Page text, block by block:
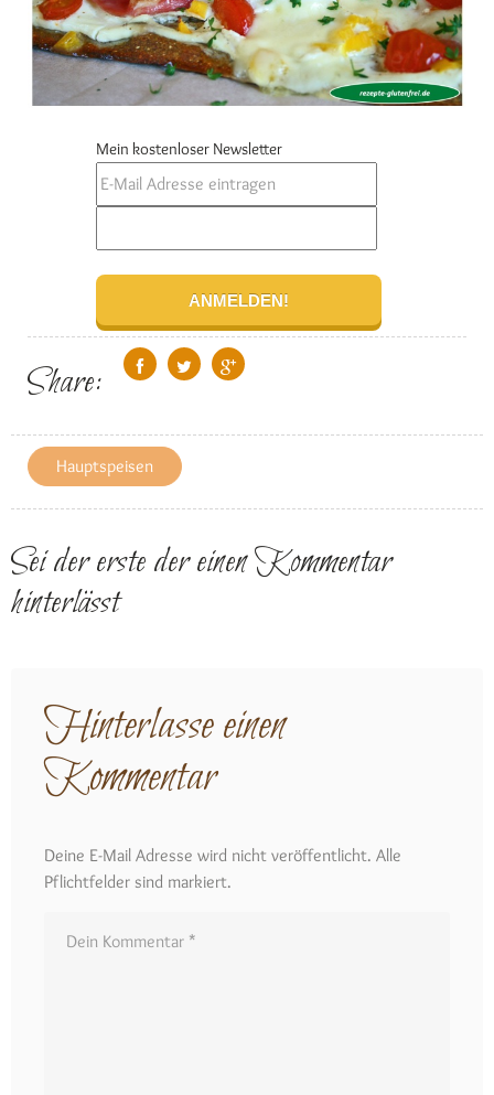
Mein kostenloser Newsletter
Share:
Hauptspeisen
Sei der erste der einen Kommentar
hinterlässt
Hinterlasse einen
Kommentar
Deine E-Mail Adresse wird nicht veröffentlicht. Alle
Pflichtfelder sind markiert.